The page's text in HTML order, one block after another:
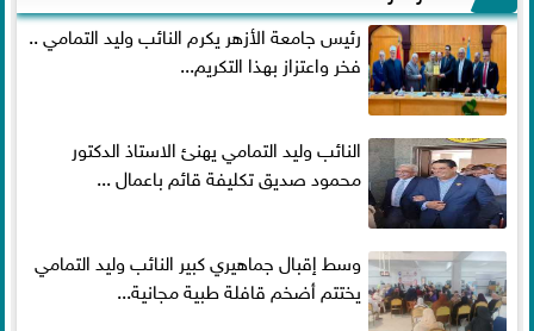
رئيس جامعة الأزهر يكرم النائب وليد التمامي ..
فخر واعتزاز بهذا التكريم...
النائب وليد التمامي يهنئ الاستاذ الدكتور
محمود صديق تكليفة قائم باعمال ...
وسط إقبال جماهيري كبير النائب وليد التمامي
يختتم أضخم قافلة طبية مجانية...